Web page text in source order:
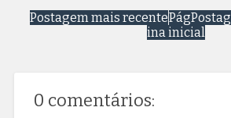
Postagem mais recentePág
ina inicial
0 comentários: